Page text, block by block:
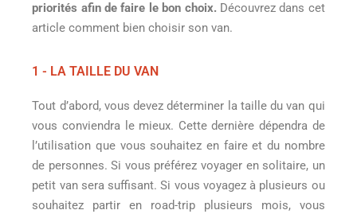
priorités afin de faire le bon choix.Découvrez dans cet
article comment bien choisir son van.
1 - LA TAILLE DU VAN
Tout d’abord, vous devez déterminer la taille du van qui
vous conviendra le mieux. Cette dernière dépendra de
l’utilisation que vous souhaitez en faire et du nombre
de personnes. Si vous préférez voyager en solitaire, un
petit van sera suffisant. Si vous voyagez à plusieurs ou
souhaitez partir en road-trip plusieurs mois, vous